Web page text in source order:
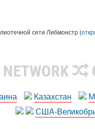
сети Либмонстр (
Казахстан
США-